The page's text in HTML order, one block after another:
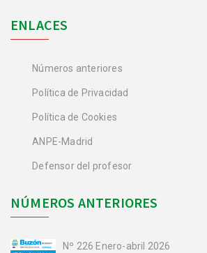
ENLACES
Números anteriores
Política de Privacidad
Política de Cookies
ANPE-Madrid
Defensor del profesor
NÚMEROS ANTERIORES
Nº 226 Enero-abril 2026